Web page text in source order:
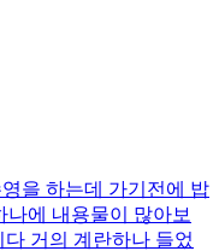
을 하는데 가기전에 밥
에 내용물이 많아보
거의 계란하나 들었